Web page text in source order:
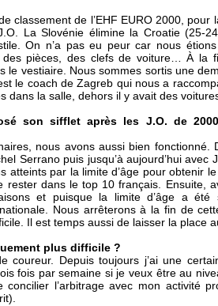
classement de l’EHF EURO 2000,
La Slovénie élimine la Croatie (25-
On n’a pas eu peur car nous
des pièces, des clefs de voiture… À la
le vestiaire. Nous sommes sortis une
le coach de Zagreb qui nous a
dans la salle, dehors il y avait des
son sifflet après les J.O. de
nous avons aussi bien fonctionné.
Serrano puis jusqu’à aujourd’hui avec
atteints par la limite d’âge pour obtenir
rester dans le top 10 français. Ensuite,
et puisque la limite d’âge a été
Nous arrêterons à la fin de
Il est temps aussi de laisser la place
plus difficile ?
coureur. Depuis toujours j’ai une
fois par semaine si je veux être au
l’arbitrage avec mon activité